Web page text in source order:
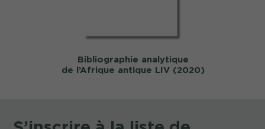
Bibliographie analytique
de l’Afrique antique LIV (2020)